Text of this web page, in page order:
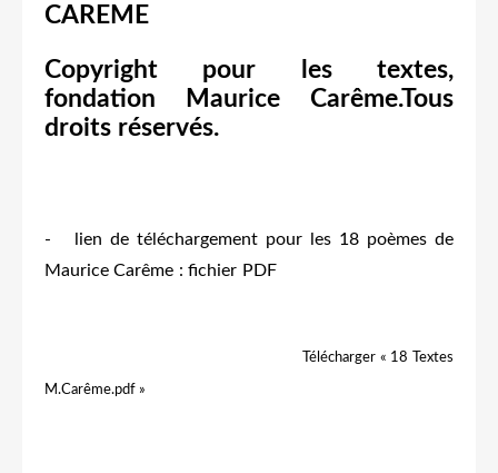
CAREME
Copyright pour les textes,
fondation Maurice Carême.Tous
droits réservés.
- lien de téléchargement pour les 18 poèmes de
Maurice Carême : fichier PDF
Télécharger « 18 Textes
M.Carême.pdf »